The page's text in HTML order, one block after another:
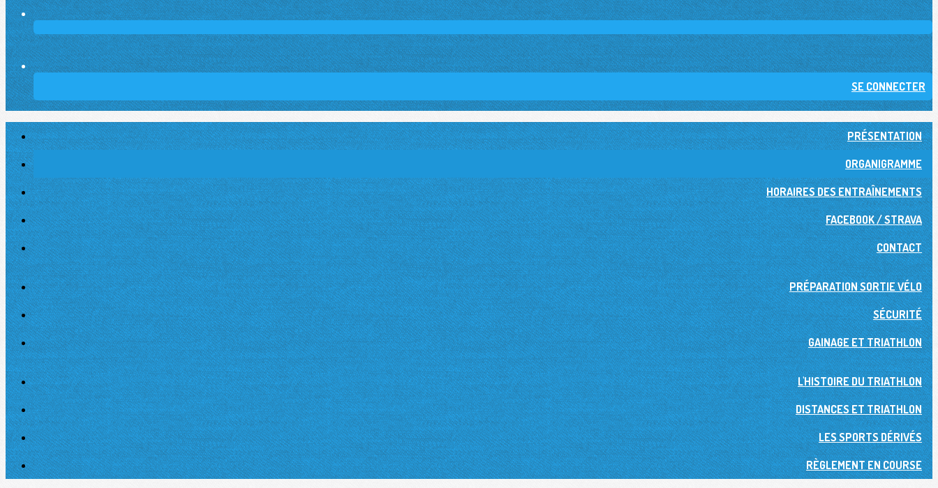
SE CONNECTER
PRÉSENTATION
ORGANIGRAMME
HORAIRES DES ENTRAÎNEMENTS
FACEBOOK / STRAVA
CONTACT
PRÉPARATION SORTIE VÉLO
SÉCURITÉ
GAINAGE ET TRIATHLON
L'HISTOIRE DU TRIATHLON
DISTANCES ET TRIATHLON
LES SPORTS DÉRIVÉS
RÈGLEMENT EN COURSE